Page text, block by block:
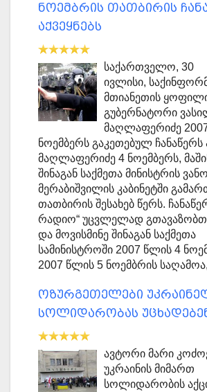
ნოემბრის თათბირის
აქვეყნებს
საქართველო, 30
ივლისი,
მთიანეთის
გუბერნატორი
მაღლაფერიძე
ნოემბერს გაკეთებულ ჩანაწერს
მაღლაფერიძე 4 ნოემბერს,
შინაგან საქმეთა მინისტრის ვანო
მერაბიშვილის კაბინეტში
თათბირის შესახებ წერს.
რადიო“ უცვლელად გთავაზობთ.
და მოვისმინე შინაგან საქმეთა
სამინისტროში 2007 წლის 4
2007 წლის 5 ნოემბრის
ოზურგეთელები
სოლიდარობას
ავტორი მარი
უკრაინის მიმართ
სოლიდარობის